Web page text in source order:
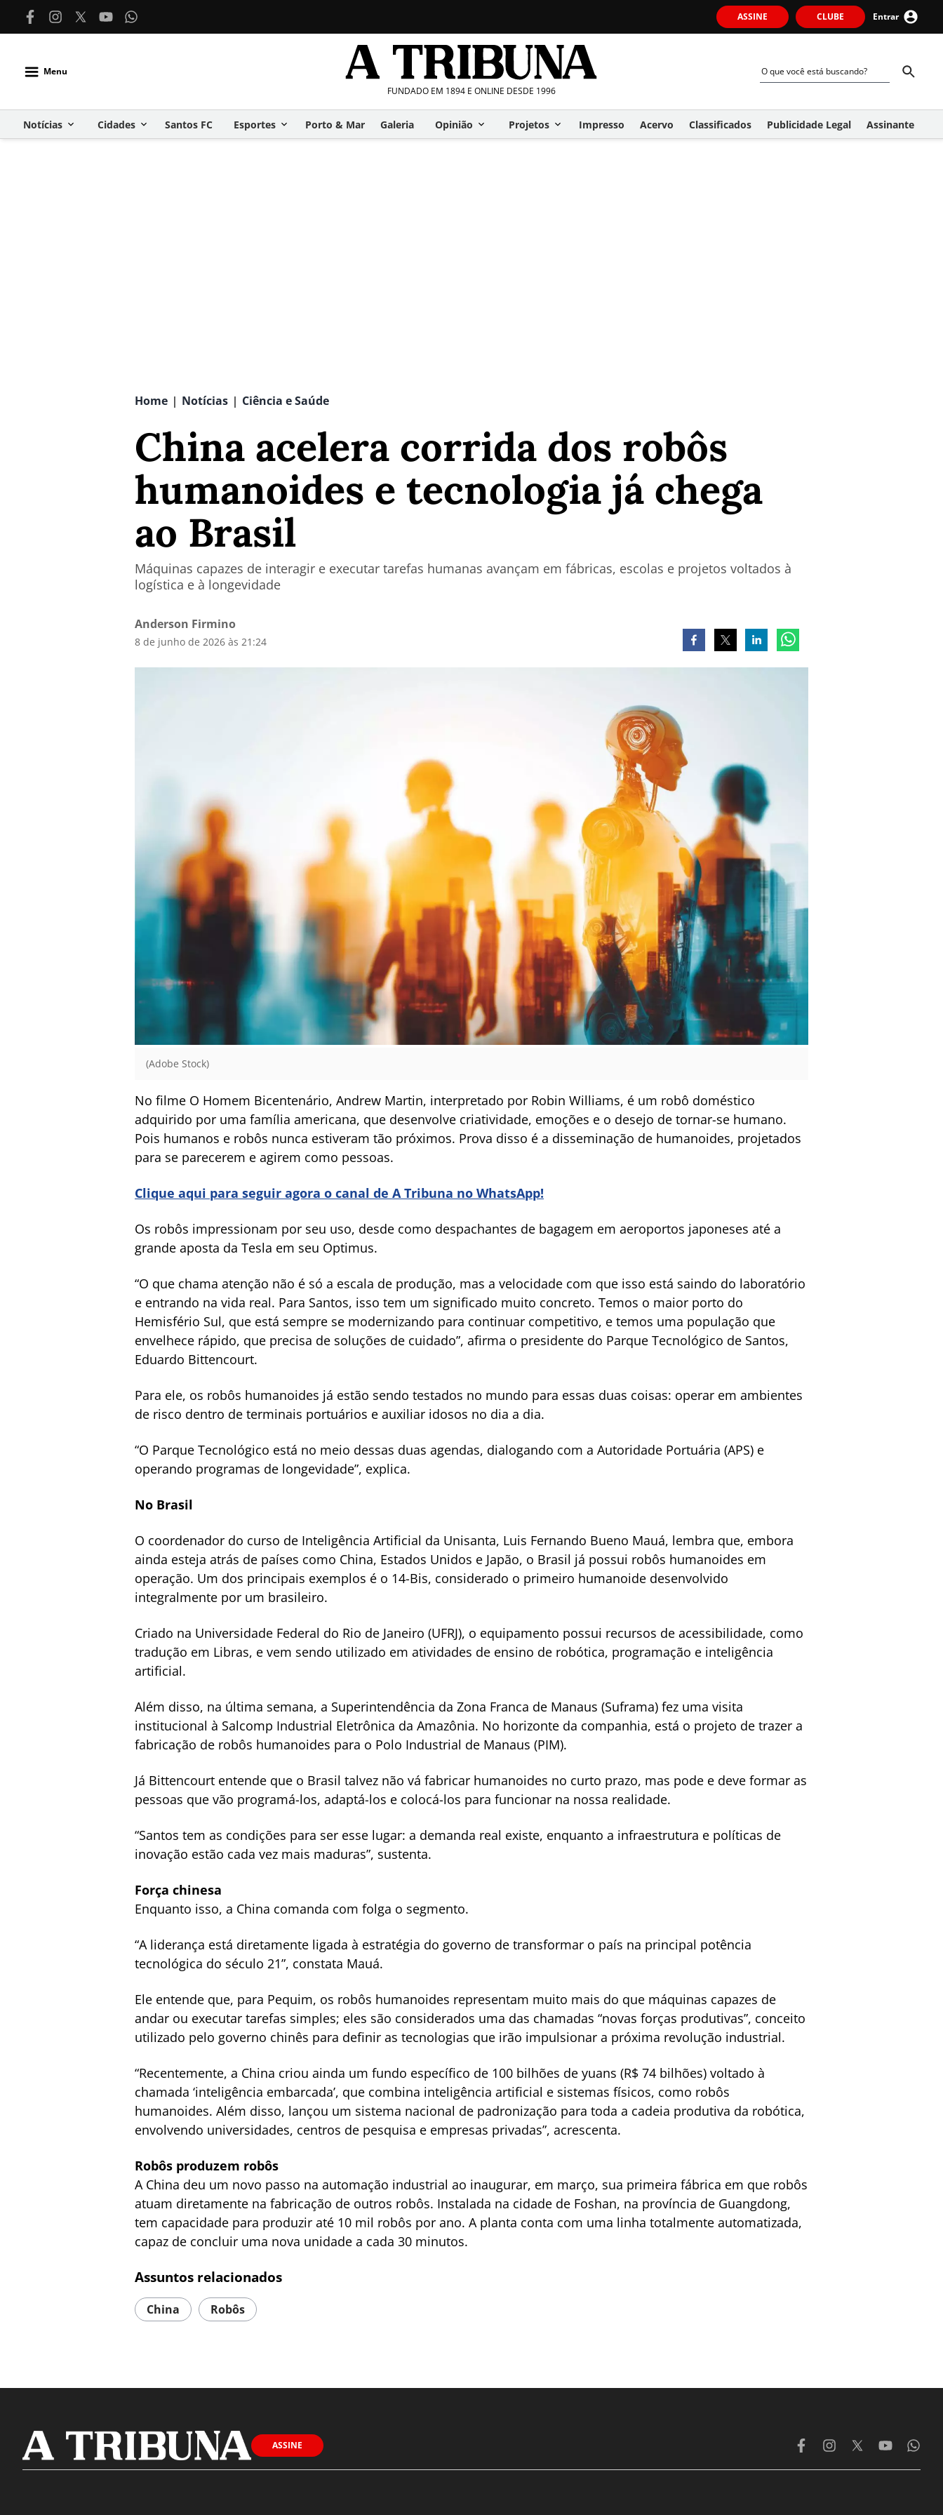
ASSINE CLUBE Entrar
Menu
FUNDADO EM 1894 E ONLINE DESDE 1996
Notícias Cidades Santos FC Esportes Porto & Mar Galeria Opinião Projetos Impresso Acervo Classificados Publicidade Legal Assinante
Home | Notícias | Ciência e Saúde
China acelera corrida dos robôs
humanoides e tecnologia já chega
ao Brasil
Máquinas capazes de interagir e executar tarefas humanas avançam em fábricas, escolas e projetos voltados à
logística e à longevidade
Anderson Firmino
8 de junho de 2026 às 21:24
(Adobe Stock)
No filme O Homem Bicentenário, Andrew Martin, interpretado por Robin Williams, é um robô doméstico
adquirido por uma família americana, que desenvolve criatividade, emoções e o desejo de tornar-se humano.
Pois humanos e robôs nunca estiveram tão próximos. Prova disso é a disseminação de humanoides, projetados
para se parecerem e agirem como pessoas.
Clique aqui para seguir agora o canal de A Tribuna no WhatsApp!
Os robôs impressionam por seu uso, desde como despachantes de bagagem em aeroportos japoneses até a
grande aposta da Tesla em seu Optimus.
“O que chama atenção não é só a escala de produção, mas a velocidade com que isso está saindo do laboratório
e entrando na vida real. Para Santos, isso tem um significado muito concreto. Temos o maior porto do
Hemisfério Sul, que está sempre se modernizando para continuar competitivo, e temos uma população que
envelhece rápido, que precisa de soluções de cuidado”, afirma o presidente do Parque Tecnológico de Santos,
Eduardo Bittencourt.
Para ele, os robôs humanoides já estão sendo testados no mundo para essas duas coisas: operar em ambientes
de risco dentro de terminais portuários e auxiliar idosos no dia a dia.
“O Parque Tecnológico está no meio dessas duas agendas, dialogando com a Autoridade Portuária (APS) e
operando programas de longevidade”, explica.
No Brasil
O coordenador do curso de Inteligência Artificial da Unisanta, Luis Fernando Bueno Mauá, lembra que, embora
ainda esteja atrás de países como China, Estados Unidos e Japão, o Brasil já possui robôs humanoides em
operação. Um dos principais exemplos é o 14-Bis, considerado o primeiro humanoide desenvolvido
integralmente por um brasileiro.
Criado na Universidade Federal do Rio de Janeiro (UFRJ), o equipamento possui recursos de acessibilidade, como
tradução em Libras, e vem sendo utilizado em atividades de ensino de robótica, programação e inteligência
artificial.
Além disso, na última semana, a Superintendência da Zona Franca de Manaus (Suframa) fez uma visita
institucional à Salcomp Industrial Eletrônica da Amazônia. No horizonte da companhia, está o projeto de trazer a
fabricação de robôs humanoides para o Polo Industrial de Manaus (PIM).
Já Bittencourt entende que o Brasil talvez não vá fabricar humanoides no curto prazo, mas pode e deve formar as
pessoas que vão programá-los, adaptá-los e colocá-los para funcionar na nossa realidade.
“Santos tem as condições para ser esse lugar: a demanda real existe, enquanto a infraestrutura e políticas de
inovação estão cada vez mais maduras”, sustenta.
Força chinesa
Enquanto isso, a China comanda com folga o segmento.
“A liderança está diretamente ligada à estratégia do governo de transformar o país na principal potência
tecnológica do século 21”, constata Mauá.
Ele entende que, para Pequim, os robôs humanoides representam muito mais do que máquinas capazes de
andar ou executar tarefas simples; eles são considerados uma das chamadas “novas forças produtivas”, conceito
utilizado pelo governo chinês para definir as tecnologias que irão impulsionar a próxima revolução industrial.
“Recentemente, a China criou ainda um fundo específico de 100 bilhões de yuans (R$ 74 bilhões) voltado à
chamada ‘inteligência embarcada’, que combina inteligência artificial e sistemas físicos, como robôs
humanoides. Além disso, lançou um sistema nacional de padronização para toda a cadeia produtiva da robótica,
envolvendo universidades, centros de pesquisa e empresas privadas”, acrescenta.
Robôs produzem robôs
A China deu um novo passo na automação industrial ao inaugurar, em março, sua primeira fábrica em que robôs
atuam diretamente na fabricação de outros robôs. Instalada na cidade de Foshan, na província de Guangdong,
tem capacidade para produzir até 10 mil robôs por ano. A planta conta com uma linha totalmente automatizada,
capaz de concluir uma nova unidade a cada 30 minutos.
Assuntos relacionados
China Robôs
ASSINE